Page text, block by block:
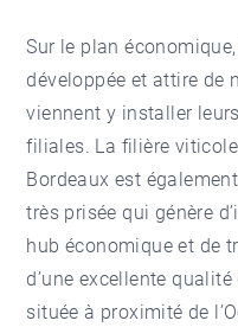
Sur le plan
développée et attire de
viennent y installer
filiales. La filière
Bordeaux est
très prisée qui génère
hub économique et de
d’une excellente
située à proximité de